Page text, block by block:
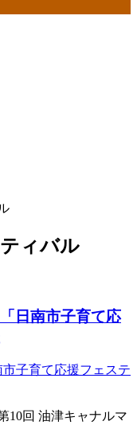
ィバル
日南市子育て応
市子育て応援フェステ
10回 油津キャナルマ